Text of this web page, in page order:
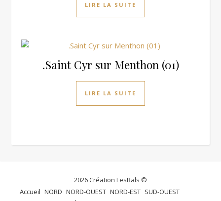
LIRE LA SUITE
.Saint Cyr sur Menthon (01)
LIRE LA SUITE
2026 Création LesBals ©
Accueil NORD NORD-OUEST NORD-EST SUD-OUEST